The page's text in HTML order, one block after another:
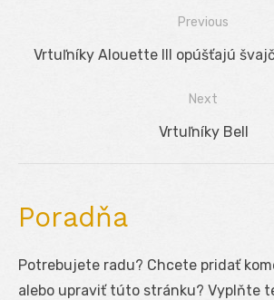
Navigácia
Previous
Previous
Vrtuľníky Alouette III opúšťajú
Next
Next
Vrtuľníky Bell
Poradňa
Potrebujete radu? Chcete pridať
alebo upraviť túto stránku? Vyplňte